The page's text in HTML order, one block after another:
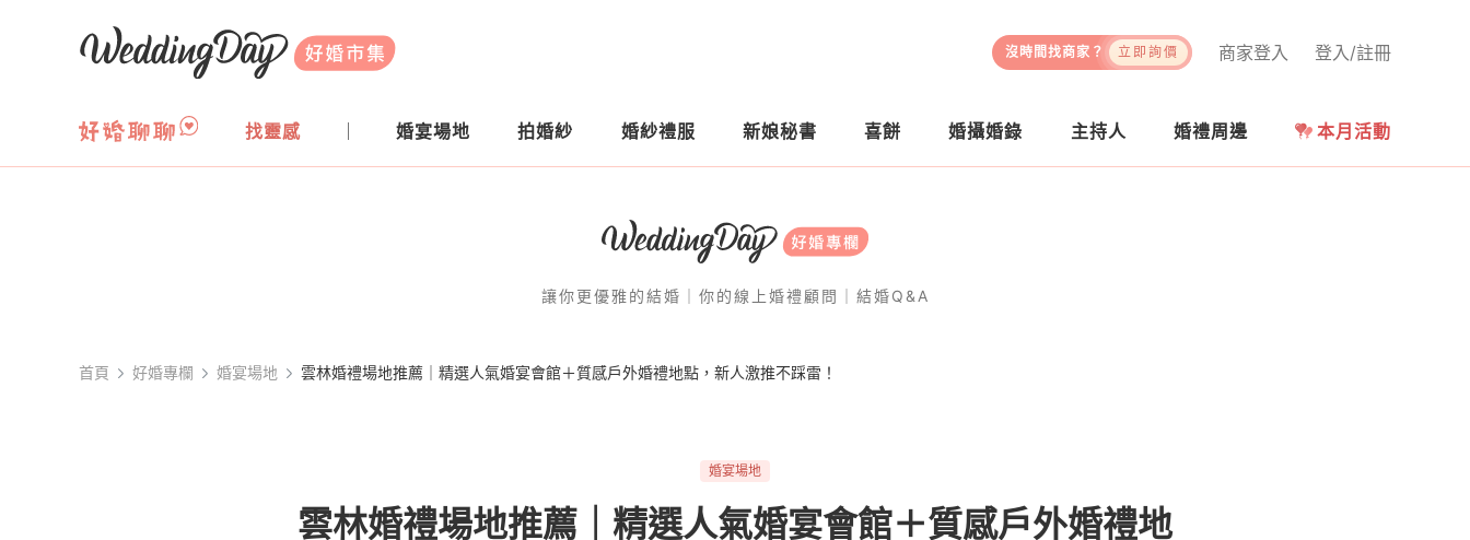
WeddingDay 好婚市集
登入/註冊
商家登入
沒時間找商家？ 立即詢價
找靈感 婚宴場地 拍婚紗 婚紗禮服 新娘秘書 喜餅 婚攝婚錄 主持人 婚禮周邊 本月活動
讓你更優雅的結婚｜你的線上婚禮顧問｜結婚Q&A
首頁 好婚專欄 婚宴場地 雲林婚禮場地推薦｜精選人氣婚宴會館＋質感戶外婚禮地點，新人激推不踩雷！
婚宴場地
雲林婚禮場地推薦｜精選人氣婚宴會館＋質感戶外婚禮地